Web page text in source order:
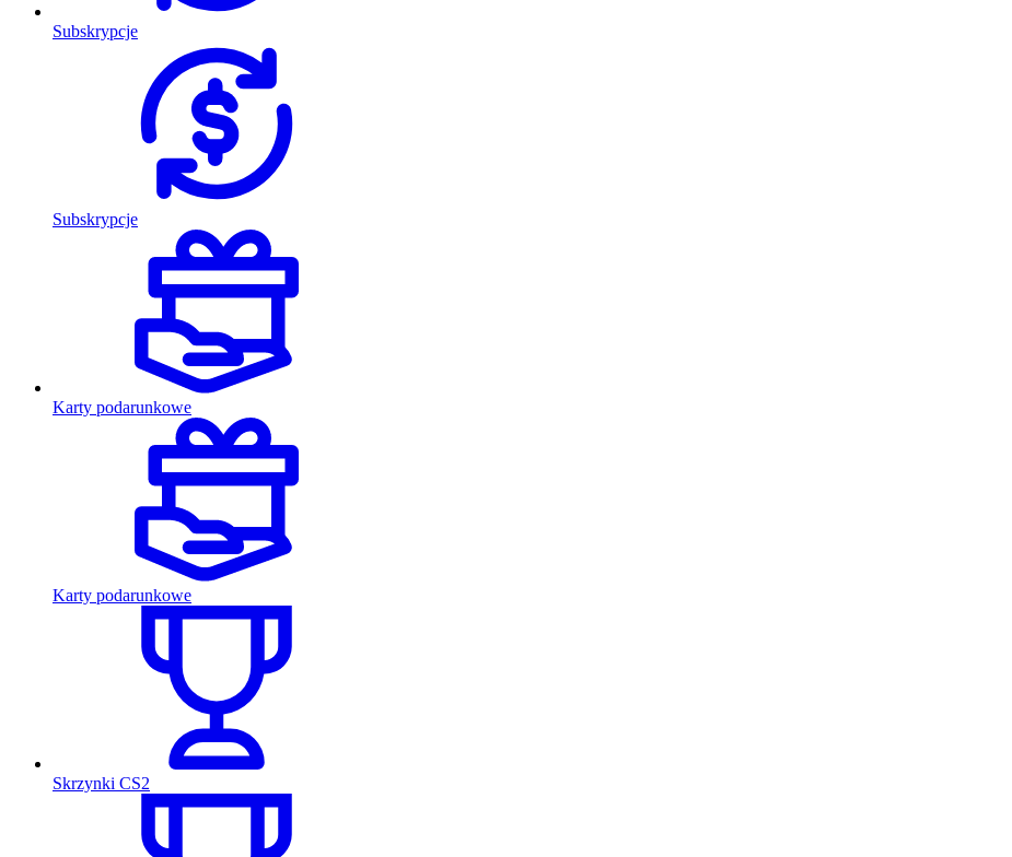
Subskrypcje
Subskrypcje
Karty podarunkowe
Karty podarunkowe
Skrzynki CS2